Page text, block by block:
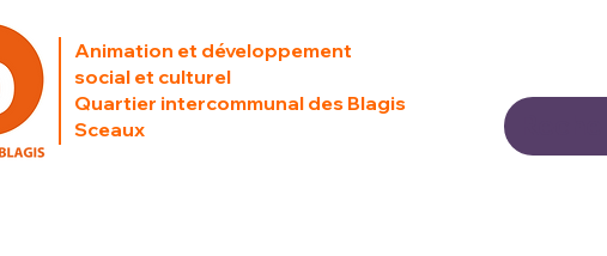
Animation et développement
social et culturel
Quartier intercommunal des Blagis
Sceaux